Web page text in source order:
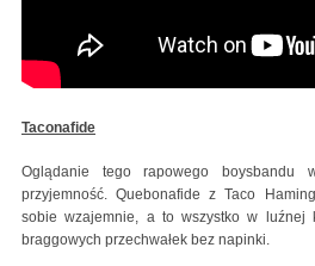
Taconafide
Oglądanie tego rapowego boysbandu
przyjemność. Quebonafide z Taco
sobie wzajemnie, a to wszystko w luźnej
braggowych przechwałek bez napinki.